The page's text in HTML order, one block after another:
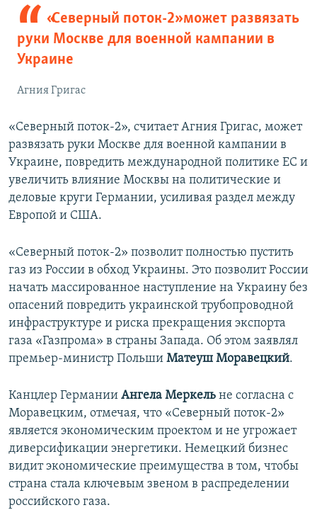
«Северный поток-2» может развязать
руки Москве для военной кампании в
Украине
Агния Григас
«Северный поток-2», считает Агния Григас, может
развязать руки Москве для военной кампании в
Украине, повредить международной политике ЕС и
увеличить влияние Москвы на политические и
деловые круги Германии, усиливая раздел между
Европой и США.
«Северный поток-2» позволит полностью пустить
газ из России в обход Украины. Это позволит России
начать массированное наступление на Украину без
опасений повредить украинской трубопроводной
инфраструктуре и риска прекращения экспорта
газа «Газпрома» в страны Запада. Об этом заявлял
премьер-министр Польши Матеуш Моравецкий.
Канцлер Германии Ангела Меркель не согласна с
Моравецким, отмечая, что «Северный поток-2»
является экономическим проектом и не угрожает
диверсификации энергетики. Немецкий бизнес
видит экономические преимущества в том, чтобы
страна стала ключевым звеном в распределении
российского газа.